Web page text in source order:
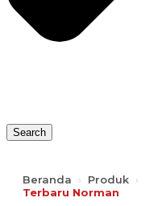
Search
Beranda › Produk ›
Terbaru Norman